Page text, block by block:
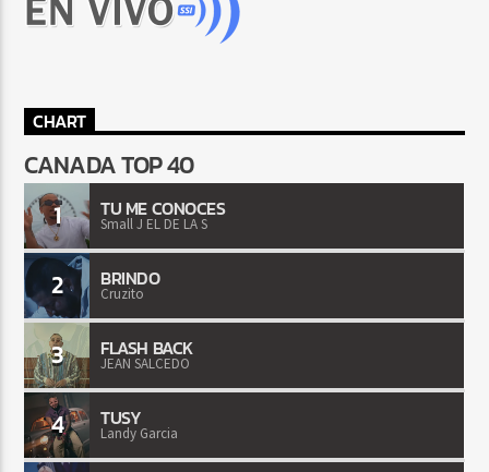
CHART
CANADA TOP 40
1 TU ME CONOCES
Small J EL DE LA S
2 BRINDO
Cruzito
3 FLASH BACK
JEAN SALCEDO
4 TUSY
Landy Garcia